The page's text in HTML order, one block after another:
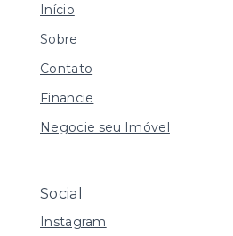
Início
Sobre
Contato
Financie
Negocie seu Imóvel
Social
Instagram